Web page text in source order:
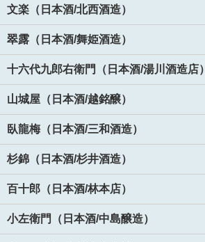
文楽（日本酒/北西酒造）
翠露（日本酒/舞姫酒造）
十六代九郎右衛門（日本酒/湯川酒造店）
山城屋（日本酒/越銘醸）
臥龍梅（日本酒/三和酒造）
杉錦（日本酒/杉井酒造）
百十郎（日本酒/林本店）
小左衛門（日本酒/中島醸造）